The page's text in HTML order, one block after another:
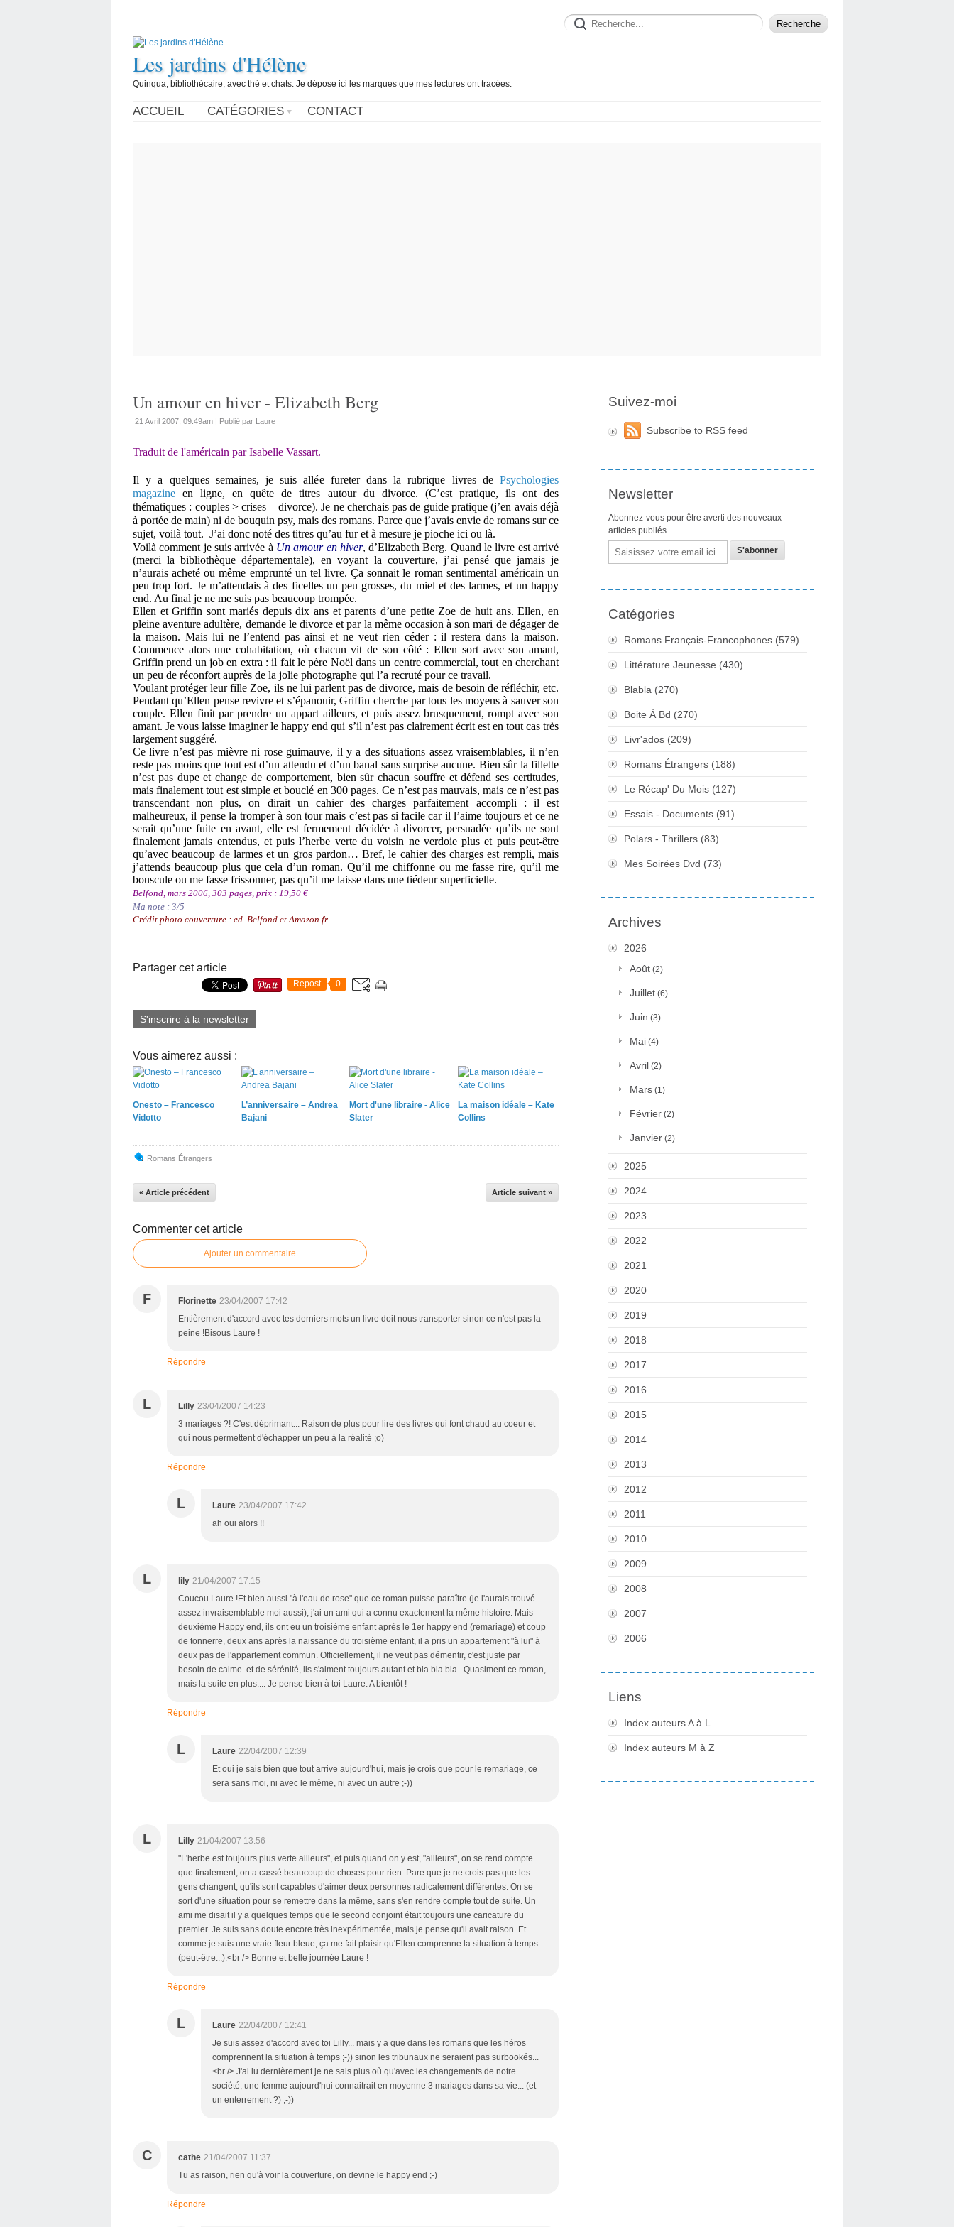
Les jardins d'Hélène
Quinqua, bibliothécaire, avec thé et chats. Je dépose ici les marques que mes lectures ont tracées.
ACCUEIL CATÉGORIES CONTACT
Un amour en hiver - Elizabeth Berg
21 Avril 2007, 09:49am | Publié par Laure
Traduit de l'américain par Isabelle Vassart.
Il y a quelques semaines, je suis allée fureter dans la rubrique livres de Psychologies
magazine en ligne, en quête de titres autour du divorce. (C’est pratique, ils ont des
thématiques : couples > crises – divorce). Je ne cherchais pas de guide pratique (j’en avais déjà
à portée de main) ni de bouquin psy, mais des romans. Parce que j’avais envie de romans sur ce
sujet, voilà tout. J’ai donc noté des titres qu’au fur et à mesure je pioche ici ou là.
Voilà comment je suis arrivée à Un amour en hiver, d’Elizabeth Berg. Quand le livre est arrivé
(merci la bibliothèque départementale), en voyant la couverture, j’ai pensé que jamais je
n’aurais acheté ou même emprunté un tel livre. Ça sonnait le roman sentimental américain un
peu trop fort. Je m’attendais à des ficelles un peu grosses, du miel et des larmes, et un happy
end. Au final je ne me suis pas beaucoup trompée.
Ellen et Griffin sont mariés depuis dix ans et parents d’une petite Zoe de huit ans. Ellen, en
pleine aventure adultère, demande le divorce et par la même occasion à son mari de dégager de
la maison. Mais lui ne l’entend pas ainsi et ne veut rien céder : il restera dans la maison.
Commence alors une cohabitation, où chacun vit de son côté : Ellen sort avec son amant,
Griffin prend un job en extra : il fait le père Noël dans un centre commercial, tout en cherchant
un peu de réconfort auprès de la jolie photographe qui l’a recruté pour ce travail.
Voulant protéger leur fille Zoe, ils ne lui parlent pas de divorce, mais de besoin de réfléchir, etc.
Pendant qu’Ellen pense revivre et s’épanouir, Griffin cherche par tous les moyens à sauver son
couple. Ellen finit par prendre un appart ailleurs, et puis assez brusquement, rompt avec son
amant. Je vous laisse imaginer le happy end qui s’il n’est pas clairement écrit est en tout cas très
largement suggéré.
Ce livre n’est pas mièvre ni rose guimauve, il y a des situations assez vraisemblables, il n’en
reste pas moins que tout est d’un attendu et d’un banal sans surprise aucune. Bien sûr la fillette
n’est pas dupe et change de comportement, bien sûr chacun souffre et défend ses certitudes,
mais finalement tout est simple et bouclé en 300 pages. Ce n’est pas mauvais, mais ce n’est pas
transcendant non plus, on dirait un cahier des charges parfaitement accompli : il est
malheureux, il pense la tromper à son tour mais c’est pas si facile car il l’aime toujours et ce ne
serait qu’une fuite en avant, elle est fermement décidée à divorcer, persuadée qu’ils ne sont
finalement jamais entendus, et puis l’herbe verte du voisin ne verdoie plus et puis peut-être
qu’avec beaucoup de larmes et un gros pardon… Bref, le cahier des charges est rempli, mais
j’attends beaucoup plus que cela d’un roman. Qu’il me chiffonne ou me fasse rire, qu’il me
bouscule ou me fasse frissonner, pas qu’il me laisse dans une tiédeur superficielle.
Belfond, mars 2006, 303 pages, prix : 19,50 €
Ma note : 3/5
Crédit photo couverture : ed. Belfond et Amazon.fr
Partager cet article
Repost 0
S'inscrire à la newsletter
Vous aimerez aussi :
Onesto – Francesco
Vidotto
L’anniversaire – Andrea
Bajani
Mort d'une libraire - Alice
Slater
La maison idéale – Kate
Collins
Romans Étrangers
« Article précédent Article suivant »
Commenter cet article
Ajouter un commentaire
F Florinette 23/04/2007 17:42
Entièrement d'accord avec tes derniers mots un livre doit nous transporter sinon ce n'est pas la
peine !Bisous Laure !
Répondre
L Lilly 23/04/2007 14:23
3 mariages ?! C'est déprimant... Raison de plus pour lire des livres qui font chaud au coeur et
qui nous permettent d'échapper un peu à la réalité ;o)
Répondre
L Laure 23/04/2007 17:42
ah oui alors !!
L lily 21/04/2007 17:15
Coucou Laure !Et bien aussi "à l'eau de rose" que ce roman puisse paraître (je l'aurais trouvé
assez invraisemblable moi aussi), j'ai un ami qui a connu exactement la même histoire. Mais
deuxième Happy end, ils ont eu un troisième enfant après le 1er happy end (remariage) et coup
de tonnerre, deux ans après la naissance du troisième enfant, il a pris un appartement "à lui" à
deux pas de l'appartement commun. Officiellement, il ne veut pas démentir, c'est juste par
besoin de calme et de sérénité, ils s'aiment toujours autant et bla bla bla...Quasiment ce roman,
mais la suite en plus.... Je pense bien à toi Laure. A bientôt !
Répondre
L Laure 22/04/2007 12:39
Et oui je sais bien que tout arrive aujourd'hui, mais je crois que pour le remariage, ce
sera sans moi, ni avec le même, ni avec un autre ;-))
L Lilly 21/04/2007 13:56
"L'herbe est toujours plus verte ailleurs", et puis quand on y est, "ailleurs", on se rend compte
que finalement, on a cassé beaucoup de choses pour rien. Pare que je ne crois pas que les
gens changent, qu'ils sont capables d'aimer deux personnes radicalement différentes. On se
sort d'une situation pour se remettre dans la même, sans s'en rendre compte tout de suite. Un
ami me disait il y a quelques temps que le second conjoint était toujours une caricature du
premier. Je suis sans doute encore très inexpérimentée, mais je pense qu'il avait raison. Et
comme je suis une vraie fleur bleue, ça me fait plaisir qu'Ellen comprenne la situation à temps
(peut-être...).<br /> Bonne et belle journée Laure !
Répondre
L Laure 22/04/2007 12:41
Je suis assez d'accord avec toi Lilly... mais y a que dans les romans que les héros
comprennent la situation à temps ;-)) sinon les tribunaux ne seraient pas surbookés...
<br /> J'ai lu dernièrement je ne sais plus où qu'avec les changements de notre
société, une femme aujourd'hui connaitrait en moyenne 3 mariages dans sa vie... (et
un enterrement ?) ;-))
C cathe 21/04/2007 11:37
Tu as raison, rien qu'à voir la couverture, on devine le happy end ;-)
Répondre
Suivez-moi
Subscribe to RSS feed
Newsletter
Abonnez-vous pour être averti des nouveaux
articles publiés.
Email
Catégories
Romans Français-Francophones (579)
Littérature Jeunesse (430)
Blabla (270)
Boite À Bd (270)
Livr'ados (209)
Romans Étrangers (188)
Le Récap' Du Mois (127)
Essais - Documents (91)
Polars - Thrillers (83)
Mes Soirées Dvd (73)
Archives
2026
Août (2)
Juillet (6)
Juin (3)
Mai (4)
Avril (2)
Mars (1)
Février (2)
Janvier (2)
2025
2024
2023
2022
2021
2020
2019
2018
2017
2016
2015
2014
2013
2012
2011
2010
2009
2008
2007
2006
Liens
Index auteurs A à L
Index auteurs M à Z